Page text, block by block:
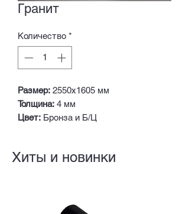
Гранит
Количество *
Размер: 2550х1605 мм
Толщина: 4 мм
Цвет: Бронза и Б/Ц
Хиты и новинки